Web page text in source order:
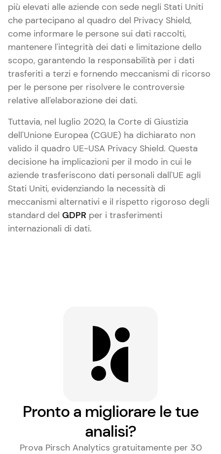
più elevati alle aziende con sede negli Stati Uniti
che partecipano al quadro del Privacy Shield,
come informare le persone sui dati raccolti,
mantenere l'integrità dei dati e limitazione dello
scopo, garantendo la responsabilità per i dati
trasferiti a terzi e fornendo meccanismi di ricorso
per le persone per risolvere le controversie
relative all'elaborazione dei dati.
Tuttavia, nel luglio 2020, la Corte di Giustizia
dell'Unione Europea (CGUE) ha dichiarato non
valido il quadro UE-USA Privacy Shield. Questa
decisione ha implicazioni per il modo in cui le
aziende trasferiscono dati personali dall'UE agli
Stati Uniti, evidenziando la necessità di
meccanismi alternativi e il rispetto rigoroso degli
standard del GDPR per i trasferimenti
internazionali di dati.
Pronto a migliorare le tue
analisi?
Prova Pirsch Analytics gratuitamente per 30